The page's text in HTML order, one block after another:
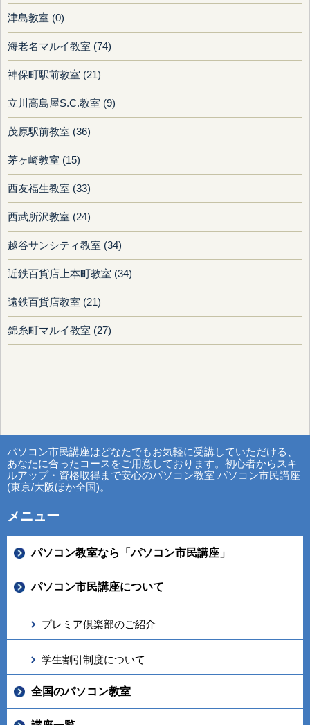
津島教室 (0)
海老名マルイ教室 (74)
神保町駅前教室 (21)
立川高島屋S.C.教室 (9)
茂原駅前教室 (36)
茅ヶ崎教室 (15)
西友福生教室 (33)
西武所沢教室 (24)
越谷サンシティ教室 (34)
近鉄百貨店上本町教室 (34)
遠鉄百貨店教室 (21)
錦糸町マルイ教室 (27)
パソコン市民講座はどなたでもお気軽に受講していただける、
あなたに合ったコースをご用意しております。初心者からスキ
ルアップ・資格取得まで安心のパソコン教室 パソコン市民講座
(東京/大阪ほか全国)。
メニュー
パソコン教室なら「パソコン市民講座」
パソコン市民講座について
プレミア倶楽部のご紹介
学生割引制度について
全国のパソコン教室